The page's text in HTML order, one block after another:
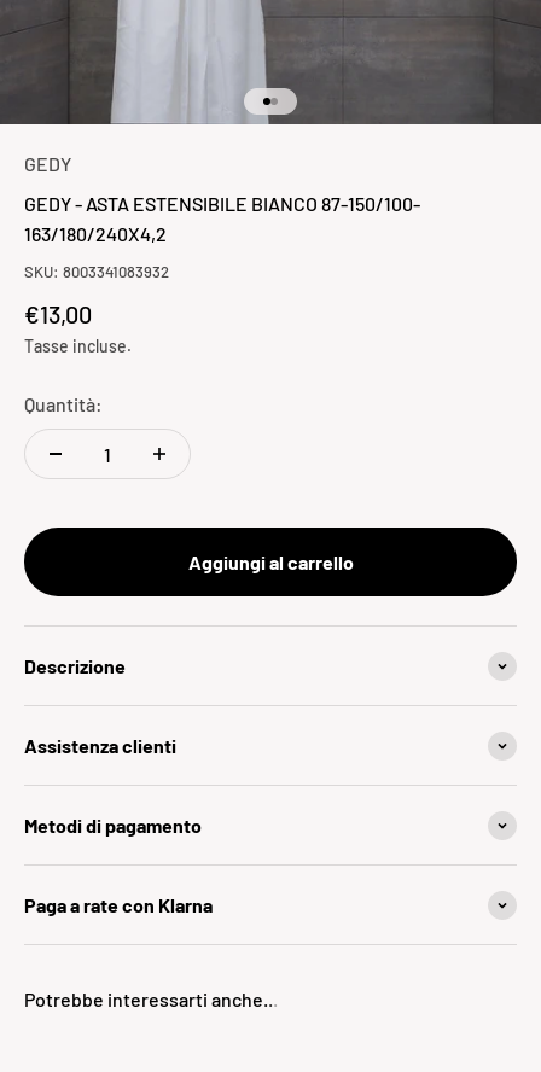
Vai all'articolo 1
Vai all'articolo 2
GEDY
GEDY - ASTA ESTENSIBILE BIANCO 87-150/100-
163/180/240X4,2
SKU: 8003341083932
Prezzo scontato
€13,00
Tasse incluse.
Quantità:
Aggiungi al carrello
Descrizione
Assistenza clienti
Metodi di pagamento
Paga a rate con Klarna